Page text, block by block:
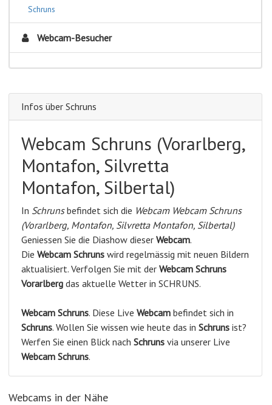
Schruns
Webcam-Besucher
Infos über Schruns
Webcam Schruns (Vorarlberg,
Montafon, Silvretta
Montafon, Silbertal)
In Schrunsbefindet sich die Webcam Webcam Schruns
(Vorarlberg, Montafon, Silvretta Montafon, Silbertal)
Geniessen Sie die Diashow dieser Webcam.
Die Webcam Schruns wird regelmässig mit neuen Bildern
aktualisiert. Verfolgen Sie mit der Webcam Schruns
Vorarlberg das aktuelle Wetter in SCHRUNS.
Webcam Schruns. Diese Live Webcam befindet sich in
Schruns. Wollen Sie wissen wie heute das in Schruns ist?
Werfen Sie einen Blick nach Schruns via unserer Live
Webcam Schruns.
Webcams in der Nähe